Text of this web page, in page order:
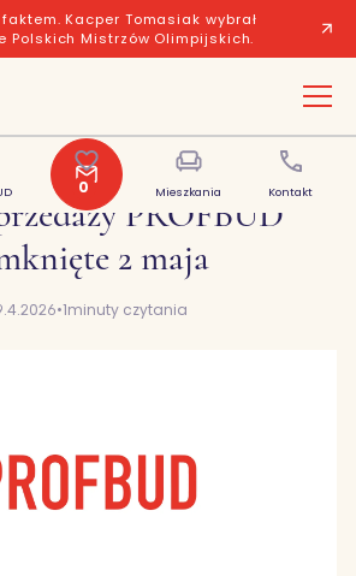
Kacper Tomasiak wybrał
Polskich Mistrzów Olimpijskich.
0
Polubione Mieszkania Kontakt
PROFBUD
2 maja
•1minuty czytania